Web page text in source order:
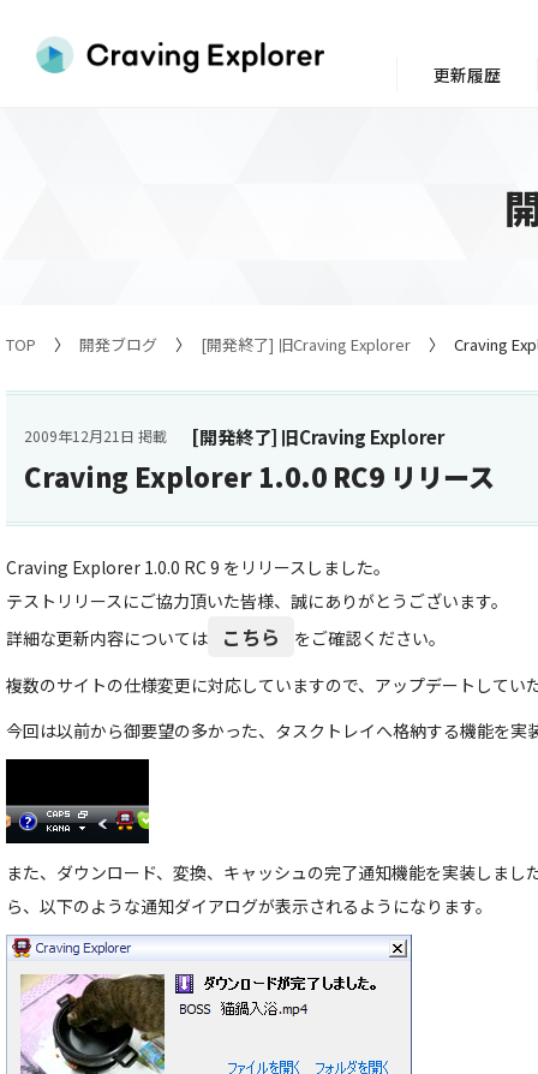
TOP 開発ブログ [開発終了] 旧Craving Explorer Craving
[開発終了] 旧Craving Explorer
2009年12月21日 掲載
Craving Explorer 1.0.0 RC9 リリース
Craving Explorer 1.0.0 RC 9 をリリースしました。
テストリリースにご協力頂いた皆様、誠にありがとうございます。
詳細な更新内容については
こちら
をご確認ください。
複数のサイトの仕様変更に対応していますので、アップデートしてい
今回は以前から御要望の多かった、タスクトレイへ格納する機能を実
また、ダウンロード、変換、キャッシュの完了通知機能を実装しまし
ら、以下のような通知ダイアログが表示されるようになります。
更新履歴